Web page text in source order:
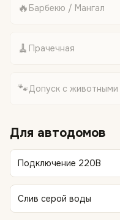
🔥 Барбекю / Мангал
🧹 Прачечная
🐾Допуск с животными
Для автодомов
Подключение 220В
Слив серой воды